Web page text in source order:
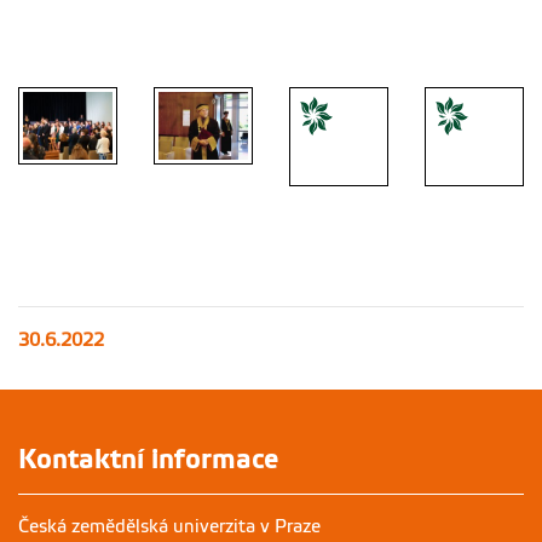
30.6.2022
Kontaktní informace
Česká zemědělská univerzita v Praze